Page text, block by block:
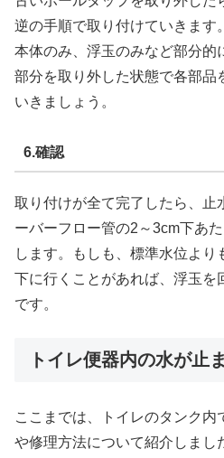
逆の手順で取り付けていきます
本体のみ、浮玉のみなど部分的
部分を取り外した状態で各部品
いきましょう。
6.確認
取り付けが全て完了したら、止
ーバーフロー管の2～3cm下あ
します。もしも、標準水位より
下に行くことがあれば、浮玉を
です。
トイレ便器内の水が止
ここまでは、トイレのタンク内
や修理方法について紹介しまし